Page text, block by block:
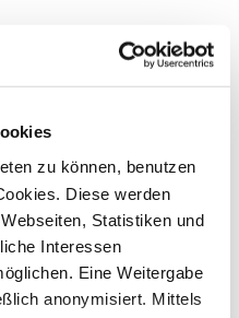
zu können, benutzen
Diese werden
Statistiken und
Interessen
Eine Weitergabe
anonymisiert. Mittels
Unterkunft)